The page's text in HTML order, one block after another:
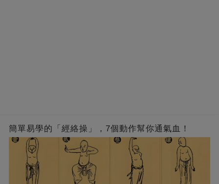
簡單易學的「經絡操」，7個動作幫你通氣血！